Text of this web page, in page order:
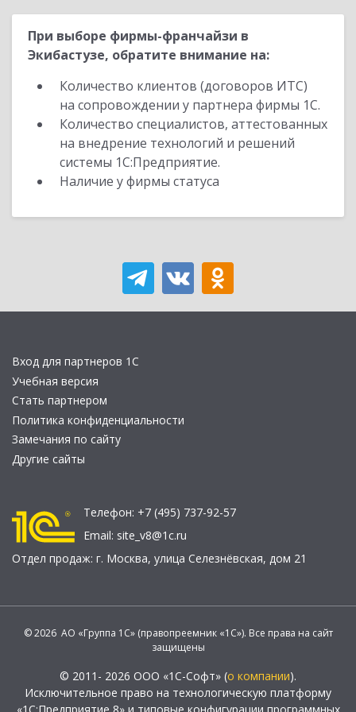
При выборе фирмы-франчайзи в
Экибастузе, обратите внимание на:
Количество клиентов (договоров ИТС)
на сопровождении у партнера фирмы 1С.
Количество специалистов, аттестованных
на внедрение технологий и решений
системы 1С:Предприятие.
Наличие у фирмы статуса
Вход для партнеров 1С
Учебная версия
Стать партнером
Политика конфиденциальности
Замечания по сайту
Другие сайты
Телефон: +7 (495) 737-92-57
Email: site_v8@1c.ru
Отдел продаж: г. Москва, улица Селезнёвская, дом 21
© 2026 АО «Группа 1С» (правопреемник «1С»). Все права на сайт
защищены
© 2011- 2026 ООО «1С-Софт» (о компании).
Исключительное право на технологическую платформу